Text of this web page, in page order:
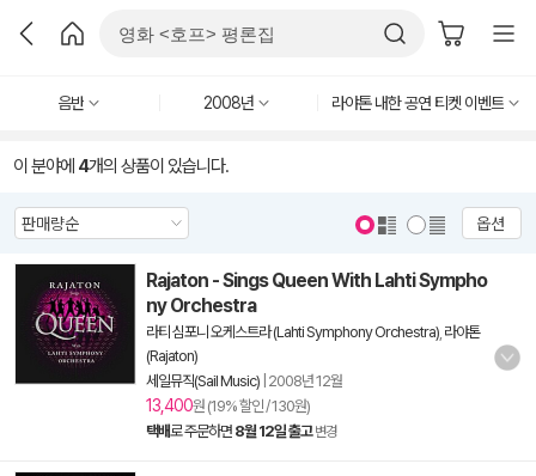
음반 2008년 라야톤 내한 공연 티켓 이벤트
이 분야에 4개의 상품이 있습니다.
옵션
Rajaton - Sings Queen With Lahti Sympho
ny Orchestra
라티 심포니 오케스트라 (Lahti Symphony Orchestra) 라야톤
(Rajaton)
세일뮤직(Sail Music) 2008년 12월
13,400원 (19% 할인 / 130원)
택배로 주문하면 8월 12일 출고 변경